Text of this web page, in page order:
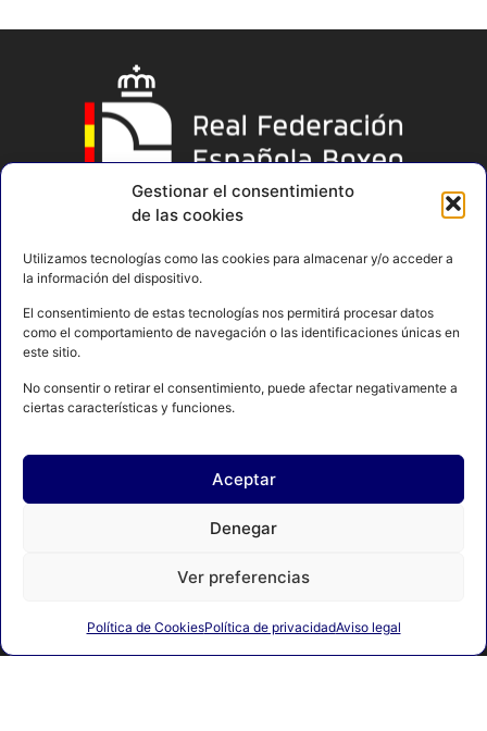
Gestionar el consentimiento
de las cookies
Utilizamos tecnologías como las cookies para almacenar y/o acceder a
la información del dispositivo.
El consentimiento de estas tecnologías nos permitirá procesar datos
como el comportamiento de navegación o las identificaciones únicas en
este sitio.
No consentir o retirar el consentimiento, puede afectar negativamente a
ciertas características y funciones.
Aceptar
Denegar
Ver preferencias
Política de CookiesPolítica de privacidadAviso legal
AVISO LEGAL
POLÍTICA DE PRIVACIDAD
© 2024 FEDERACIÓN ESPAÑOLA DE BOXEO. C/ FERRAZ, 16 1º
DRCHA. 28008 Madrid | DESARROLLADO POR TOOOLS.